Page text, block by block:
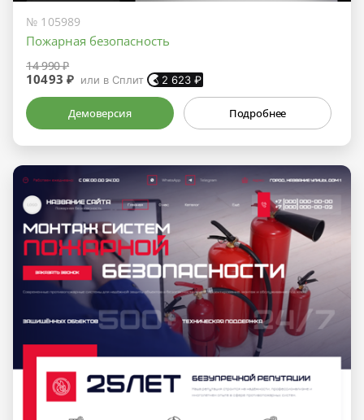
№ 105989
Пожарная безопасность
14 990 ₽
10493 ₽ или в Сплит 2 623 ₽
Демоверсия Подробнее